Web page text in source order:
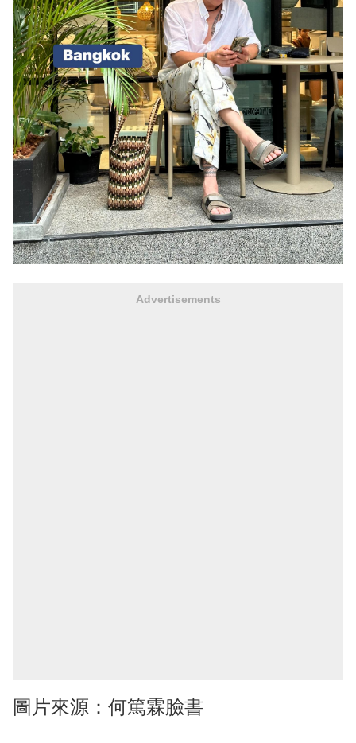
Advertisements
圖片來源：何篤霖臉書